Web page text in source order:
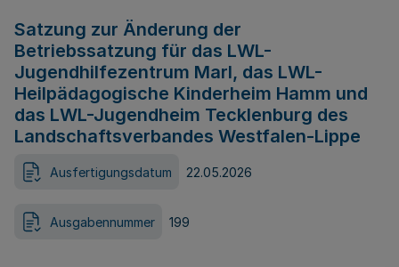
Satzung zur Änderung der
Betriebssatzung für das LWL-
Jugendhilfezentrum Marl, das LWL-
Heilpädagogische Kinderheim Hamm und
das LWL-Jugendheim Tecklenburg des
Landschaftsverbandes Westfalen-Lippe
Ausfertigungsdatum 22.05.2026
Ausgabennummer 199